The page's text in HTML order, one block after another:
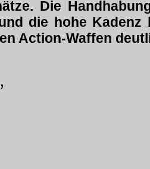
Die
die hohe
Action-Waffen